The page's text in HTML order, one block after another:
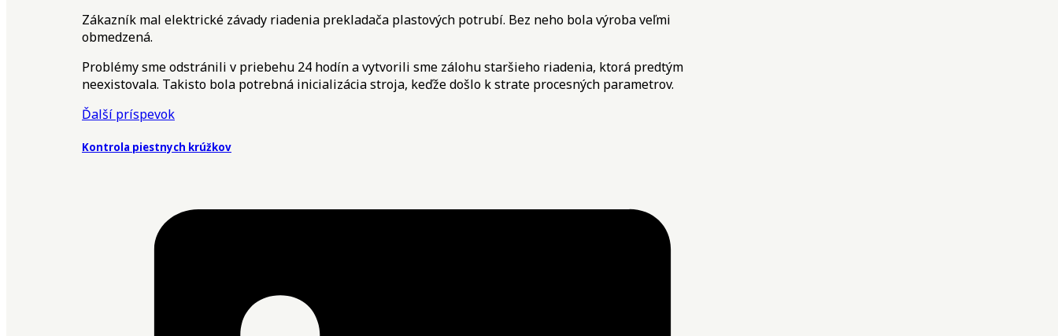
Zákazník mal elektrické závady riadenia prekladača plastových potrubí. Bez neho bola výroba veľmi
obmedzená.
Problémy sme odstránili v priebehu 24 hodín a vytvorili sme zálohu staršieho riadenia, ktorá predtým
neexistovala. Takisto bola potrebná inicializácia stroja, keďže došlo k strate procesných parametrov.
Ďalší príspevok
Kontrola piestnych krúžkov